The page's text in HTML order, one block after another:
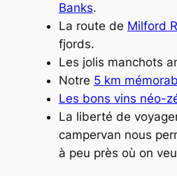
Banks.
La route de Milford
fjords.
Les jolis manchots
Notre 5 km
Les bons vins néo-
La liberté de
campervan nous
à peu près où on